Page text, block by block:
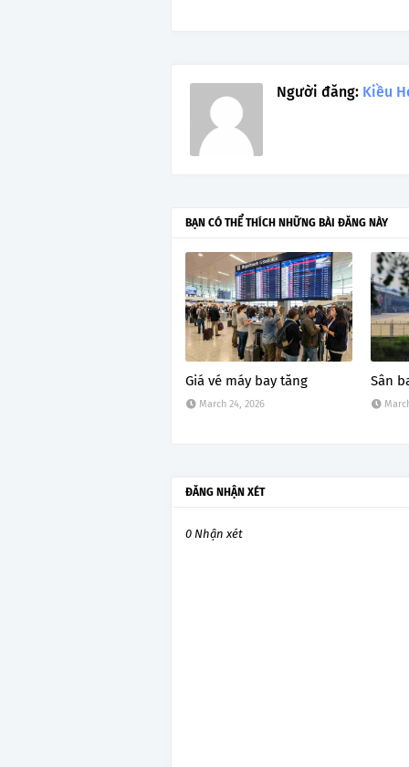
Người đăng: Kiều
BẠN CÓ THỂ THÍCH NHỮNG BÀI ĐĂNG NÀY
Giá vé máy bay tăng
March 24, 2026
Sân
ĐĂNG NHẬN XÉT
0 Nhận xét